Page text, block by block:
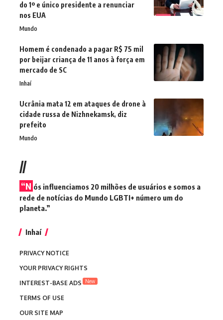
do 1º e único presidente a renunciar
nos EUA
Mundo
Homem é condenado a pagar R$ 75 mil
por beijar criança de 11 anos à força em
mercado de SC
Inhaí
Ucrânia mata 12 em ataques de drone à
cidade russa de Nizhnekamsk, diz
prefeito
Mundo
//
“N ós influenciamos 20 milhões de usuários e somos a
rede de notícias do Mundo LGBTI+ número um do
planeta.”
Inhaí
PRIVACY NOTICE
YOUR PRIVACY RIGHTS
INTEREST-BASE ADS
New
TERMS OF USE
OUR SITE MAP